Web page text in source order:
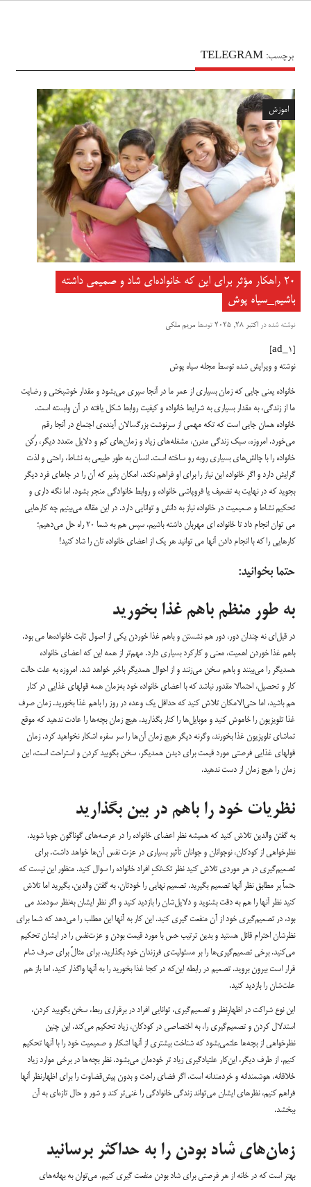
برچسب: TELEGRAM
اموزش
۲۰ راهکار مؤثر برای این که خانواده‌ای شاد و صمیمی داشته
باشیم_سیاه پوش
نوشته شده در اکتبر 28, 2025 توسطمریم ملکی
نوشته و ویرایش شده توسط مجله سیاه پوش
خانواده یعنی جایی که زمان بسیاری از عمر ما در آنجا سپری می‌بشود و مقدار خوشبختی و رضایت
ما از زندگی، به مقدار بسیاری به شرایط خانواده و کیفیت روابط شکل یافته در آن وابسته است.
خانواده همان جایی است که تکه مهمی از سرنوشت بزرگسالان آینده‌ی اجتماع در آنجا رقم
می‌خورد. امروزه، سبک زندگی مدرن، مشغله‌های زیاد و زمان‌های کم و دلایل متعدد دیگر، رُکن
خانواده‌ را با چالش‌های بسیاری روبه رو ساخته است. انسان به طور طبیعی به نشاط، راحتی و لذت
گرایش دارد و اگر خانواده این نیاز را برای او فراهم نکند، امکان پذیر که آن را در جاهای فرد دیگر
بجوید که در نهایت به تضعیف یا فروپاشی خانواده و روابط خانوادگی منجر بشود. اما نگه داری و
تحکیم نشاط و صمیمیت در خانواده نیاز به دانش و توانایی دارد. در این مقاله می‌بینیم چه کارهایی
می توان انجام داد تا خانواده ای مهربان داشته باشیم. سپس هم به شما ۲۰ راه حل می‌دهیم؛
کارهایی را که با انجام دادن آنها می توانید هر یک از اعضای خانواده تان را شاد کنید!
حتما بخوانید:
به طور منظم باهم غذا بخورید
در قبل‌ای نه چندان دور، دور هم نشستن و باهم غذا خوردن یکی از اصول ثابت خانواده‌ها می بود.
باهم غذا خوردن اهمیت، معنی و کارکرد بسیاری دارد. مهم‌تر از همه این که اعضای خانواده
همدیگر را می‌بینند و باهم سخن می‌زنند و از احوال همدیگر باخبر خواهد شد. امروزه به علت حالت
کار و تحصیل، احتمالا مقدور نباشد که با اعضای خانواده خود به‌زمان همه قولهای غذایی در کنار
هم باشید، اما حتی‌الامکان تلاش کنید که حداقل یک وعده در روز را باهم غذا بخورید. زمان صرف
غذا تلویزیون را خاموش کنید و موبایل‌ها را کنار بگذارید. هیچ زمان بچه‌ها را عادت ندهید که موقع
تماشای تلویزیون غذا بخورند، وگرنه دیگر هیچ زمان آن‌ها را سر سفره اشکار نخواهید کرد. زمان
قولهای غذایی فرصتی مورد قیمت برای دیدن همدیگر، سخن بگویید کردن و استراحت است، این
زمان را هیچ زمان از دست ندهید.
نظریات خود را باهم در بین بگذارید
به گفتن والدین تلاش کنید که همیشه نظر اعضای خانواده را در عرصه‌های گوناگون جویا شوید.
نظرخواهی از کودکان، نوجوانان و جوانان تأثیر بسیاری در عزت نفس آن‌ها خواهد داشت. برای
تصمیم‌گیری در هر موردی تلاش کنید نظر تک‌تکِ افراد خانواده را سوال کنید. منظور این نیست که
حتماً بر مطابق نظر آنها تصمیم بگیرید. تصمیم نهایی را خودتان، به گفتن والدین، بگیرید اما تلاش
کنید نظر آنها را هم به دقت بشنوید و دلایل‌شان را بازدید کنید و اگر نظر ایشان به‌نظر سودمند می
بود، در تصمیم‌گیری خود از آن منفعت گیری کنید. این کار به آنها این مطلب را می‌دهد که شما برای
نظرشان احترام قائل هستید و بدین ترتیب حس با مورد قیمت بودن و عزت‌نفس را در ایشان تحکیم
می‌کنید. برخی تصمیم‌گیری‌ها را بر مسئولیت‌ی فرزندان خود بگذارید. برای مثالً برای صرف شام
قرار است بیرون بروید. تصمیم در رابطه این‌که در کجا غذا بخورید را به آنها واگذار کنید، اما باز هم
علت‌شان را بازدید کنید.
این نوع شراکت در اظهارِنظر و تصمیم‌گیری، توانایی افراد در برقراری ربط، سخن بگویید کردن،
استدلال کردن و تصمیم‌گیری را، به اختصاصی در کودکان، زیاد تحکیم می‌کند. این چنین
نظرخواهی از بچه‌ها علتمی‌بشود که شناخت بیشتری از آنها اشکار و صمیمیت خود را با آنها تحکیم
کنیم. از طرف دیگر، این‌کار علتیادگیری زیاد تر خودمان می‌بشود. نظر بچه‌ها در برخی موارد زیاد
خلاقانه، هوشمندانه و خردمندانه است. اگر فضای راحت و بدون پیش‌قضاوت را برای اظهار‌نظر آنها
فراهم کنیم، نظرهای ایشان می‌تواند زندگی خانوادگی را غنی‌تر کند و شور و حال تازه‌ای به آن
ببخشد.
زمان‌های شاد بودن را به حداکثر برسانید
بهتر است که در خانه از هر فرصتی برای شاد‌ بودن منفعت گیری کنیم. می‌توان به بهانه‌های